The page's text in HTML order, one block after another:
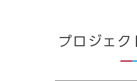
プロジェ